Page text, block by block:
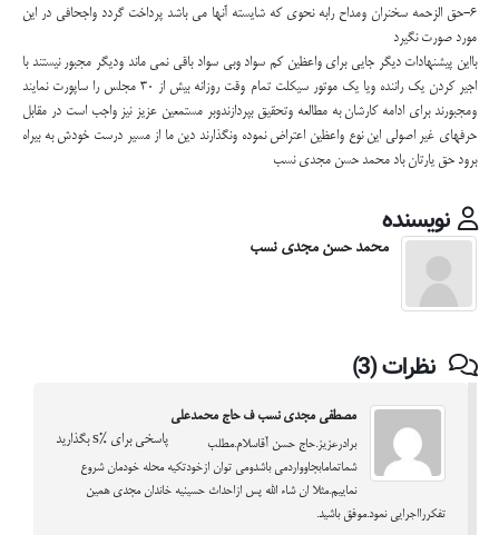
6-حق الزحمه سخنران ومداح رابه نحوی که شایسته آنها می باشد پرداخت گردد واجحافی در این
مورد صورت نگیرد
بااین پیشنهادات دیگر جایی برای واعظین کم سواد وبی سواد باقی نمی ماند ودیگر مجبور نیستند با
اجیر کردن یک راننده ویا یک موتور سیکلت تمام وقت روزانه بیش از 30 مجلس را ساپورت نمایند
ومجبورند برای ادامه کارشان به مطالعه وتحقیق بپردازندوبر مستمعین عزیز نیز واجب است در مقابل
حرفهای غیر اصولی این نوع واعظین اعتراض نموده ونگذارند دین ما از مسیر درست خودش به بیراه
برود حق یارتان باد محمد حسن مجدی نسب
نویسنده
محمد حسن مجدی نسب
نظرات (3)
مصطفی مجدی نسب ف حاج محمدعلی
پاسخی برای %s بگذارید
برادرعزیز.حاج حسن آقاسلام.مطلب
شماتمامابجاوواردمی باشدومی توان ازخودتکیه محله خودمان شروع
نماییم.مثلا ان شاء الله پس ازاحداث حسینیه خاندان مجدی همین
تفکررااجرایی نمود.موفق باشید.